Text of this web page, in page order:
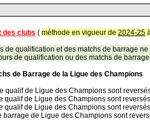
des clubs ( méthode en vigueur de 2024-25
de qualification et des matchs de barrage
de qualification ou des matchs de
de Barrage de la Ligue des Champions
qualif de Ligue des Champions sont
qualif de Ligue des Champions sont
qualif de Ligue des Champions sont
barrage de Ligue des Champions sont